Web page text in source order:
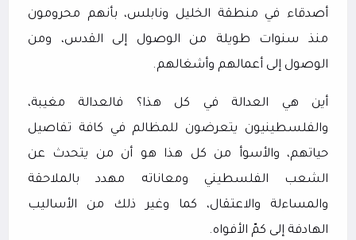
أصدقاء في منطقة الخليل ونابلس، بأنهم محرومون
منذ سنوات طويلة من الوصول إلى القدس، ومن
الوصول إلى أعمالهم وأشغالهم.
أين هي العدالة في كل هذا؟ فالعدالة مغيبة،
والفلسطينيون يتعرضون للمظالم في كافة تفاصيل
حياتهم، والأسوأ من كل هذا هو أن من يتحدث عن
الشعب الفلسطيني ومعاناته مهدد بالملاحقة
والمساءلة والاعتقال، كما وغير ذلك من الأساليب
الهادفة إلى كمّ الأفواه.